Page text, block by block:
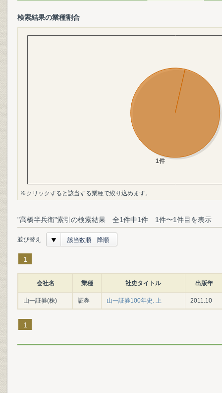
検索結果の業種割合
※クリックすると該当する業種で絞り込めます。
"高橋半兵衛"索引の検索結果 全1件中1件 1件〜1件目を表示
並び替え 該当数順 降順
1
会社名 業種 社史タイトル 出版年
山一証券(株) 証券 山一証券100年史. 上 2011.10
1